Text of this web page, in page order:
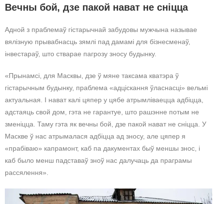
Вечны бой, дзе пакой нават не сніцца
Адной з праблемаў гістарычнай забудовы мужчына называе
вялізную прывабнасць зямлі пад дамамі для бізнесменаў,
інвестараў, што стварае пагрозу зносу будынку.
«Прынамсі, для Масквы, дзе ў мяне таксама кватэра ў
гістарычным будынку, праблема «адціскання ўласнасці» вельмі
актуальная. І нават калі цяпер у цябе атрымліваецца адбіцца,
адстаяць свой дом, гэта не гарантуе, што рашэнне потым не
зменіцца. Таму гэта як вечны бой, дзе пакой нават не сніцца. У
Маскве ў нас атрымалася адбіцца ад зносу, але цяпер я
«прабіваю» капрамонт, каб па дакументах быў меншы знос, і
каб было менш падставаў зноў нас далучаць да праграмы
рассялення».